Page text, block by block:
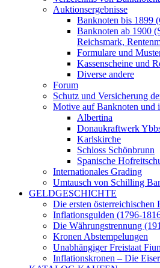
Auktionsergebnisse
Banknoten bis 1899
Banknoten ab 1900
Reichsmark,
Formulare und
Kassenscheine und
Diverse andere
Forum
Schutz und Versicherung
Motive auf Banknoten und
Albertina
Donaukraftwerk
Karlskirche
Schloss Schönbrunn
Spanische
Internationales Grading
Umtausch von Schilling
GELDGESCHICHTE
Die ersten
Inflationsgulden (1796-
Die Währungstrennung
Kronen Abstempelungen
Unabhängiger Freistaat
Inflationskronen – Die